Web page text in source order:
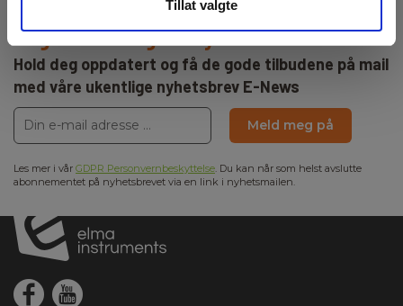
Tillat valgte
Registrere deg for nyhetsbrev!
Hold deg oppdatert og få de gode tilbudene på mail
med våre ukentlige nyhetsbrev E-News
Meld meg på
Les mer i vår GDPR Personvernbeskyttelse. Du kan når som helst avslutte
abonnementet på nyhetsbrevet via en link i nyhetsmailen.